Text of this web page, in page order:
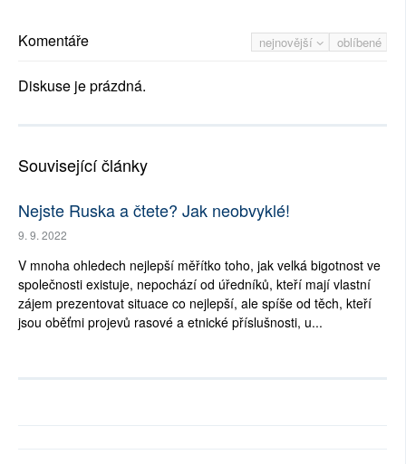
nejnovější oblíbené
Komentáře
Diskuse je prázdná.
Související články
Nejste Ruska a čtete? Jak neobvyklé!
9. 9. 2022
V mnoha ohledech nejlepší měřítko toho, jak velká bigotnost ve
společnosti existuje, nepochází od úředníků, kteří mají vlastní
zájem prezentovat situace co nejlepší, ale spíše od těch, kteří
jsou oběťmi projevů rasové a etnické příslušnosti, u...